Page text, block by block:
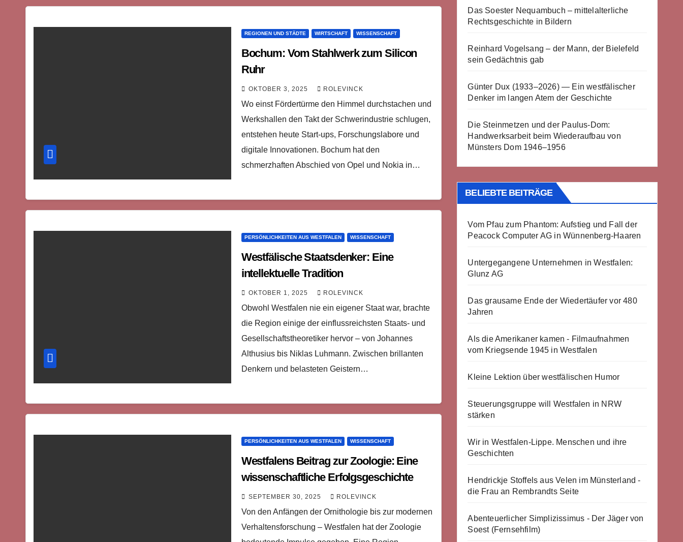
REGIONEN UND STÄDTE WIRTSCHAFT WISSENSCHAFT
Bochum: Vom Stahlwerk zum Silicon
Ruhr
OKTOBER 3, 2025 ROLEVINCK
Wo einst Fördertürme den Himmel durchstachen und
Werkshallen den Takt der Schwerindustrie schlugen,
entstehen heute Start-ups, Forschungslabore und
digitale Innovationen. Bochum hat den
schmerzhaften Abschied von Opel und Nokia in…
PERSÖNLICHKEITEN AUS WESTFALEN WISSENSCHAFT
Westfälische Staatsdenker: Eine
intellektuelle Tradition
OKTOBER 1, 2025 ROLEVINCK
Obwohl Westfalen nie ein eigener Staat war, brachte
die Region einige der einflussreichsten Staats- und
Gesellschaftstheoretiker hervor – von Johannes
Althusius bis Niklas Luhmann. Zwischen brillanten
Denkern und belasteten Geistern…
PERSÖNLICHKEITEN AUS WESTFALEN WISSENSCHAFT
Westfalens Beitrag zur Zoologie: Eine
wissenschaftliche Erfolgsgeschichte
SEPTEMBER 30, 2025 ROLEVINCK
Von den Anfängen der Ornithologie bis zur modernen
Verhaltensforschung – Westfalen hat der Zoologie
Das Soester Nequambuch – mittelalterliche
Rechtsgeschichte in Bildern
Reinhard Vogelsang – der Mann, der Bielefeld
sein Gedächtnis gab
Günter Dux (1933–2026) — Ein westfälischer
Denker im langen Atem der Geschichte
Die Steinmetzen und der Paulus-Dom:
Handwerksarbeit beim Wiederaufbau von
Münsters Dom 1946–1956
BELIEBTE BEITRÄGE
Vom Pfau zum Phantom: Aufstieg und Fall der
Peacock Computer AG in Wünnenberg-Haaren
Untergegangene Unternehmen in Westfalen:
Glunz AG
Das grausame Ende der Wiedertäufer vor 480
Jahren
Als die Amerikaner kamen - Filmaufnahmen
vom Kriegsende 1945 in Westfalen
Kleine Lektion über westfälischen Humor
Steuerungsgruppe will Westfalen in NRW
stärken
Wir in Westfalen-Lippe. Menschen und ihre
Geschichten
Hendrickje Stoffels aus Velen im Münsterland -
die Frau an Rembrandts Seite
Abenteuerlicher Simplizissimus - Der Jäger von
Soest (Fernsehfilm)